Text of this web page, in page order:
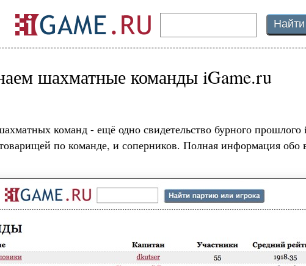
шахматные команды iGame.ru
команд - ещё одно свидетельство бурного
по команде, и соперников. Полная информация обо